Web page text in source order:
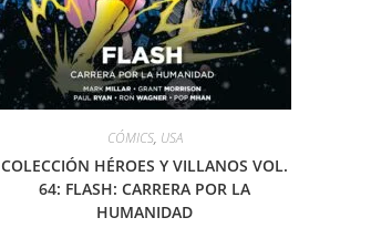
CÓMICS, USA
COLECCIÓN HÉROES Y VILLANOS VOL.
64: FLASH: CARRERA POR LA
HUMANIDAD